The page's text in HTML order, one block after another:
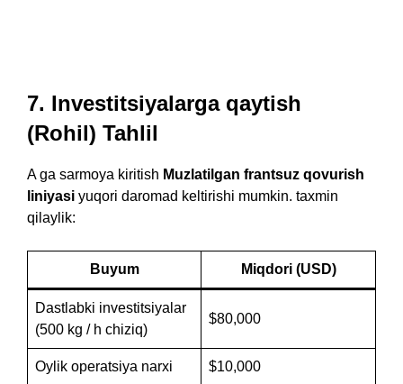
7. Investitsiyalarga qaytish
(Rohil) Tahlil
A ga sarmoya kiritish Muzlatilgan frantsuz qovurish
liniyasi yuqori daromad keltirishi mumkin. taxmin
qilaylik:
Buyum Miqdori (USD)
Dastlabki investitsiyalar
(500 kg / h chiziq)
$80,000
Oylik operatsiya narxi $10,000